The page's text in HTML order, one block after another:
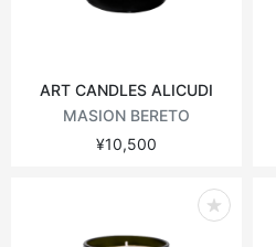
ART CANDLES ALICUDI
MASION BERETO
¥10,500